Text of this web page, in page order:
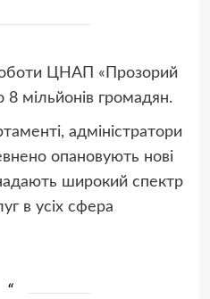
ЦНАП «Прозорий
8 мільйонів громадян.
адміністратори
опановують нові
широкий спектр
в усіх сфера